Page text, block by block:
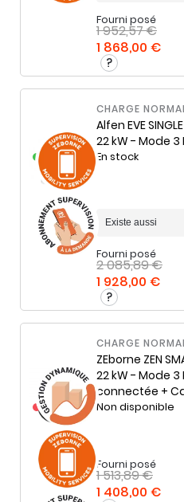
Fourni posé
1 952,57 €
1 868,00 €
CHARGE
Alfen EVE SINGLE
22 kW - Mode 3
En stock
Fourni posé
2 085,89 €
1 928,00 €
CHARGE
ZEborne ZEN
22 kW - Mode 3
connectée +
Non disponible
Fourni posé
1 513,89 €
1 408,00 €